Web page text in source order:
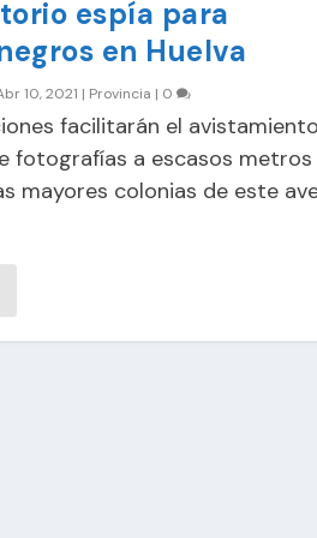
espía para
en Huelva
10, 2021 | Provincia | 0
facilitarán el
fotografías a escasos metros
mayores colonias de este